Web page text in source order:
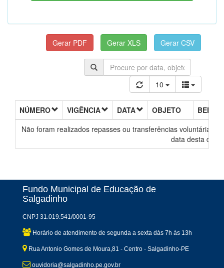
10
NÚMERO VIGÊNCIA DATA OBJETO
Não foram realizados repasses ou transferências voluntárias
data desta
Fundo Municipal de Educação de
Salgadinho
CNPJ 31.019.541/0001-95
Horário de atendimento de segunda a sexta dàs 7h às 13h
Rua Antonio Gomes de Moura,81 - Centro - Salgadinho-PE
ouvidoria@salgadinho.pe.gov.br